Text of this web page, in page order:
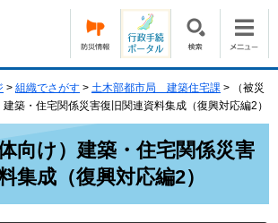
> 組織でさがす > 土木部都市局 建築住宅課 >
（被災
築・住宅関係災害復旧関連資料集成（復興対応編2）
向け）建築・住宅関係災害
集成（復興対応編2）